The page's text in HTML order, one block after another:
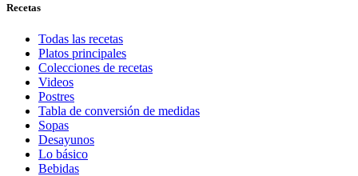
Recetas
Todas las recetas
Platos principales
Colecciones de recetas
Videos
Postres
Tabla de conversión de medidas
Sopas
Desayunos
Lo básico
Bebidas